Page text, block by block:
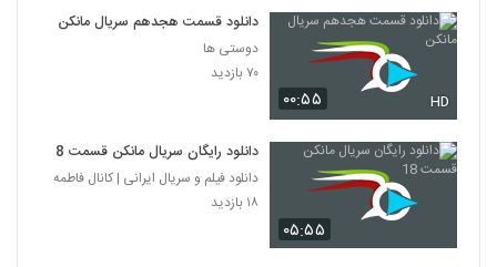
۰۰:۵۵ HD
دانلود قسمت هجدهم سریال مانکن
دوستی ها
۷۰ بازدید
۰۵:۵۵
دانلود رایگان سریال مانکن قسمت 18
دانلود فیلم و سریال ایرانی | کانال فاطمه
۱۸ بازدید